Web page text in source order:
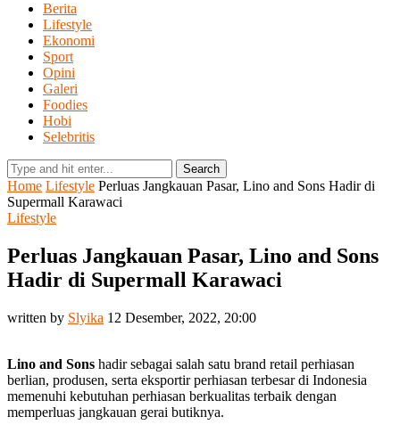
Berita
Lifestyle
Ekonomi
Sport
Opini
Galeri
Foodies
Hobi
Selebritis
Search
Home Lifestyle Perluas Jangkauan Pasar, Lino and Sons Hadir di
Supermall Karawaci
Lifestyle
Perluas Jangkauan Pasar, Lino and Sons
Hadir di Supermall Karawaci
written by Slyika 12 Desember, 2022, 20:00
Lino and Sons hadir sebagai salah satu brand retail perhiasan
berlian, produsen, serta eksportir perhiasan terbesar di Indonesia
memenuhi kebutuhan perhiasan berkualitas terbaik dengan
memperluas jangkauan gerai butiknya.